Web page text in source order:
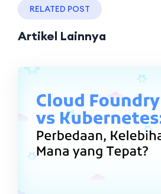
RELATED POST
Artikel Lainnya